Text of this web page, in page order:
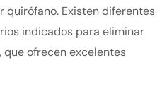
quirófano. Existen diferentes
indicados para eliminar
ofrecen excelentes